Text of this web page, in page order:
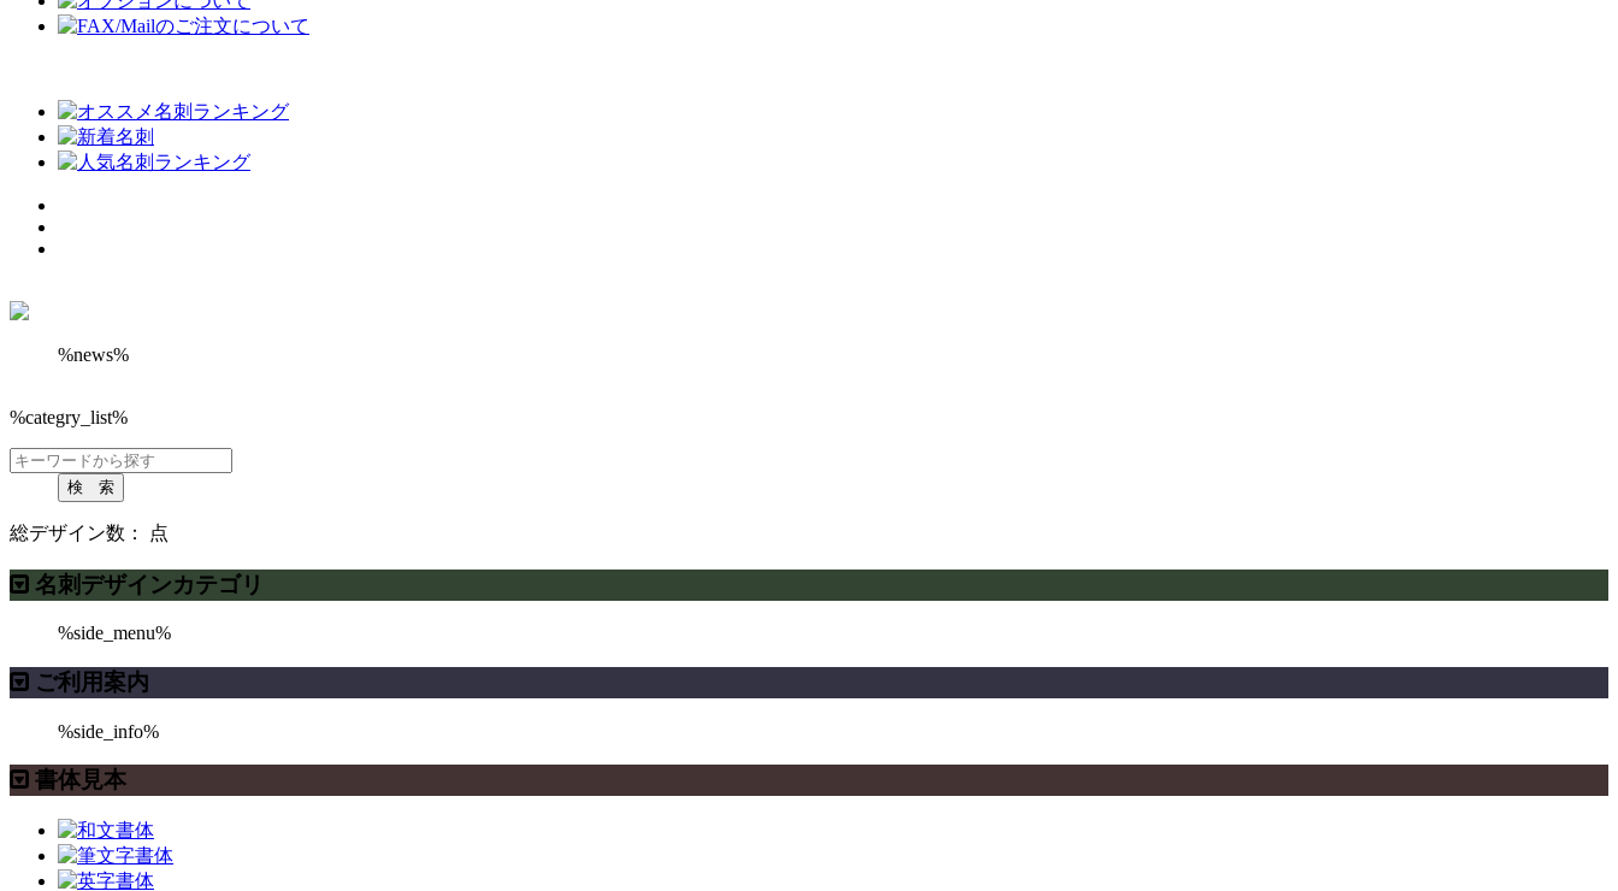
%news%
%categry_list%
検 索
総デザイン数： 点
名刺デザインカテゴリ
%side_menu%
ご利用案内
%side_info%
書体見本